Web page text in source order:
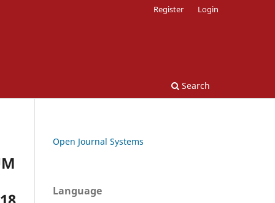
Search
Register Login
Open Journal Systems
Language